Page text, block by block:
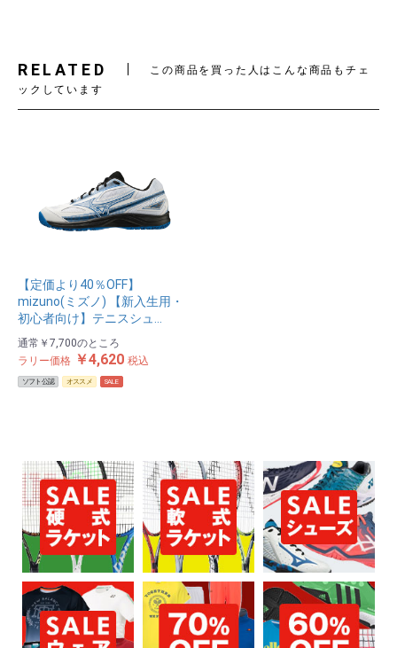
RELATED
この商品を買った人はこんな商品もチェ
ックしています
【定価より40％OFF】
mizuno(ミズノ) 【新入生用・
初心者向け】テニスシュ…
通常 ￥7,700のところ
ラリー価格 ￥4,620 税込
ソフト公認 オススメ SALE